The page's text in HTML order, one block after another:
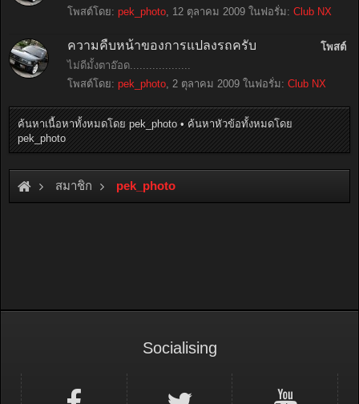
โพสต์โดย: pek_photo, 12 ตุลาคม 2009 ในฟอรั่ม: Club NX
โพสต์
ความคืบหน้าของการแปลงรถครับ
ไม่ดีมั้งตาอ๊อด...................
โพสต์โดย: pek_photo, 2 ตุลาคม 2009 ในฟอรั่ม: Club NX
ค้นหาเนื้อหาทั้งหมดโดย pek_photo
ค้นหาหัวข้อทั้งหมดโดย
pek_photo
สมาชิก pek_photo
Socialising